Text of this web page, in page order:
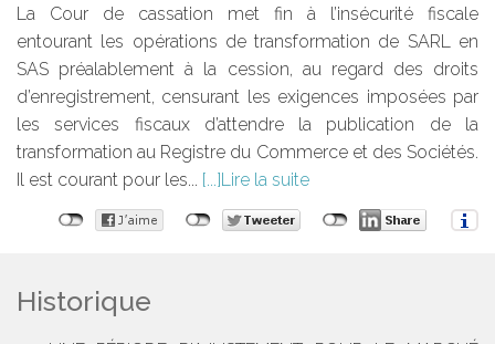
La Cour de cassation met fin à l’insécurité fiscale
entourant les opérations de transformation de SARL en
SAS préalablement à la cession, au regard des droits
d’enregistrement, censurant les exigences imposées par
les services fiscaux d’attendre la publication de la
transformation au Registre du Commerce et des Sociétés.
Il est courant pour les...
Lire la suite
Historique